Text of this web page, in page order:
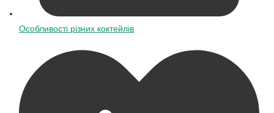
Особливості різних коктейлів